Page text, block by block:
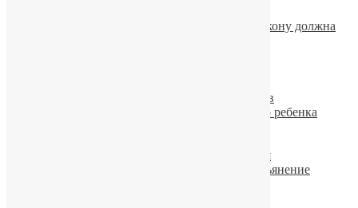
Проверка водителя на алкоголь: как по закону должна
Лечение алкоголизма: надежность методов
Алкогольное отравление новорожденного ребенка
Выведение из запоя, устранение похмелья
Кофе способен усиливать алкогольное опьянение